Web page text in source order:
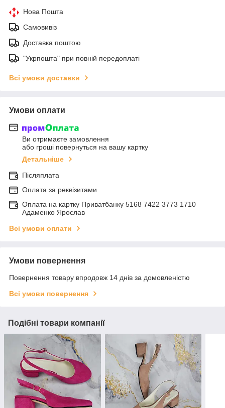
Нова Пошта
Самовивіз
Доставка поштою
"Укрпошта" при повній передоплаті
Всі умови доставки
Умови оплати
Ви отримаєте замовлення
або гроші повернуться на вашу картку
Детальніше
Післяплата
Оплата за реквізитами
Оплата на картку Приватбанку 5168 7422 3773 1710
Адаменко Ярослав
Всі умови оплати
Умови повернення
Повернення товару впродовж 14 днів за домовленістю
Всі умови повернення
Подібні товари компанії